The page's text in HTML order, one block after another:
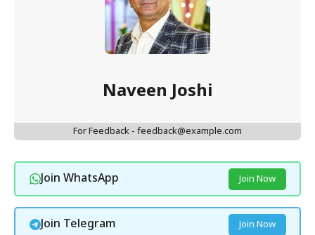
Naveen Joshi
For Feedback - feedback@example.com
Join WhatsApp Join Now
Join Telegram Join Now